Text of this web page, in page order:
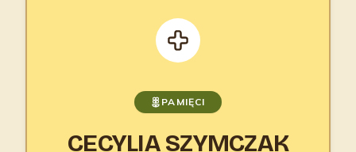
PAMIĘCI
CECYLIA SZYMCZAK